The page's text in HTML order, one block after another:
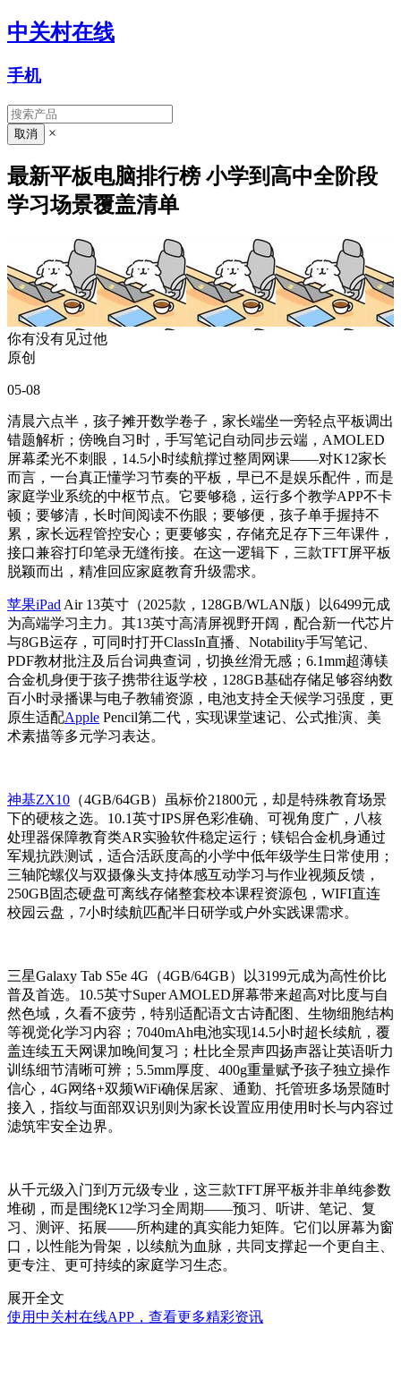
中关村在线
手机
×
最新平板电脑排行榜 小学到高中全阶段
学习场景覆盖清单
你有没有见过他
原创
05-08
清晨六点半，孩子摊开数学卷子，家长端坐一旁轻点平板调出
错题解析；傍晚自习时，手写笔记自动同步云端，AMOLED
屏幕柔光不刺眼，14.5小时续航撑过整周网课——对K12家长
而言，一台真正懂学习节奏的平板，早已不是娱乐配件，而是
家庭学业系统的中枢节点。它要够稳，运行多个教学APP不卡
顿；要够清，长时间阅读不伤眼；要够便，孩子单手握持不
累，家长远程管控安心；更要够实，存储充足存下三年课件，
接口兼容打印笔录无缝衔接。在这一逻辑下，三款TFT屏平板
脱颖而出，精准回应家庭教育升级需求。
苹果iPad Air 13英寸（2025款，128GB/WLAN版）以6499元成
为高端学习主力。其13英寸高清屏视野开阔，配合新一代芯片
与8GB运存，可同时打开ClassIn直播、Notability手写笔记、
PDF教材批注及后台词典查词，切换丝滑无感；6.1mm超薄镁
合金机身便于孩子携带往返学校，128GB基础存储足够容纳数
百小时录播课与电子教辅资源，电池支持全天候学习强度，更
原生适配Apple Pencil第二代，实现课堂速记、公式推演、美
术素描等多元学习表达。
神基ZX10 （4GB/64GB）虽标价21800元，却是特殊教育场景
下的硬核之选。10.1英寸IPS屏色彩准确、可视角度广，八核
处理器保障教育类AR实验软件稳定运行；镁铝合金机身通过
军规抗跌测试，适合活跃度高的小学中低年级学生日常使用；
三轴陀螺仪与双摄像头支持体感互动学习与作业视频反馈，
250GB固态硬盘可离线存储整套校本课程资源包，WIFI直连
校园云盘，7小时续航匹配半日研学或户外实践课需求。
三星Galaxy Tab S5e 4G（4GB/64GB）以3199元成为高性价比
普及首选。10.5英寸Super AMOLED屏幕带来超高对比度与自
然色域，久看不疲劳，特别适配语文古诗配图、生物细胞结构
等视觉化学习内容；7040mAh电池实现14.5小时超长续航，覆
盖连续五天网课加晚间复习；杜比全景声四扬声器让英语听力
训练细节清晰可辨；5.5mm厚度、400g重量赋予孩子独立操作
信心，4G网络+双频WiFi确保居家、通勤、托管班多场景随时
接入，指纹与面部双识别则为家长设置应用使用时长与内容过
滤筑牢安全边界。
从千元级入门到万元级专业，这三款TFT屏平板并非单纯参数
堆砌，而是围绕K12学习全周期——预习、听讲、笔记、复
习、测评、拓展——所构建的真实能力矩阵。它们以屏幕为窗
口，以性能为骨架，以续航为血脉，共同支撑起一个更自主、
更专注、更可持续的家庭学习生态。
展开全文
使用中关村在线APP，查看更多精彩资讯